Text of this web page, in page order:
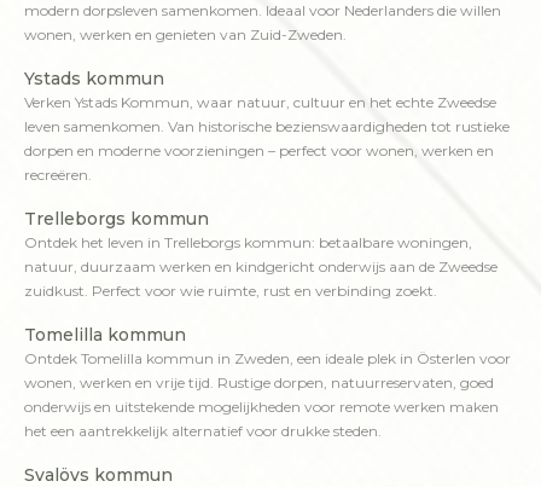
modern dorpsleven samenkomen. Ideaal voor Nederlanders die willen
wonen, werken en genieten van Zuid-Zweden.
Ystads kommun
Verken Ystads Kommun, waar natuur, cultuur en het echte Zweedse
leven samenkomen. Van historische bezienswaardigheden tot rustieke
dorpen en moderne voorzieningen – perfect voor wonen, werken en
recreëren.
Trelleborgs kommun
Ontdek het leven in Trelleborgs kommun: betaalbare woningen,
natuur, duurzaam werken en kindgericht onderwijs aan de Zweedse
zuidkust. Perfect voor wie ruimte, rust en verbinding zoekt.
Tomelilla kommun
Ontdek Tomelilla kommun in Zweden, een ideale plek in Österlen voor
wonen, werken en vrije tijd. Rustige dorpen, natuurreservaten, goed
onderwijs en uitstekende mogelijkheden voor remote werken maken
het een aantrekkelijk alternatief voor drukke steden.
Svalövs kommun